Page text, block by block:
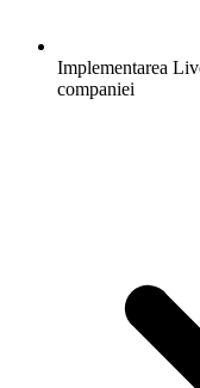
Implementarea
companiei